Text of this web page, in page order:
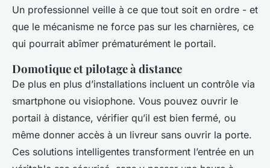
Un professionnel veille à ce que tout soit en ordre - et
que le mécanisme ne force pas sur les charnières, ce
qui pourrait abîmer prématurément le portail.
Domotique et pilotage à distance
De plus en plus d’installations incluent un contrôle via
smartphone ou visiophone. Vous pouvez ouvrir le
portail à distance, vérifier qu’il est bien fermé, ou
même donner accès à un livreur sans ouvrir la porte.
Ces solutions intelligentes transforment l’entrée en un